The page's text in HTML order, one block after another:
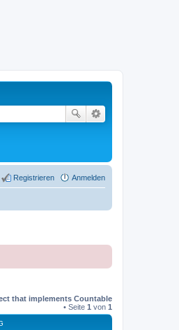
Anmelden
Registrieren
that implements Countable
• Seite 1 von 1